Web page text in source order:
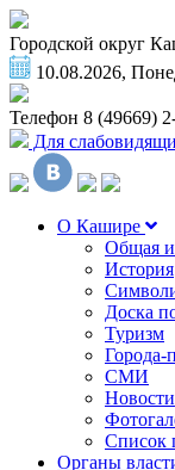
Городской округ
10.08.2026,
Телефон 8 (49669)
Для
О Кашире
Общая
История
Доска
Туризм
Города-
СМИ
Новости
Список
Органы